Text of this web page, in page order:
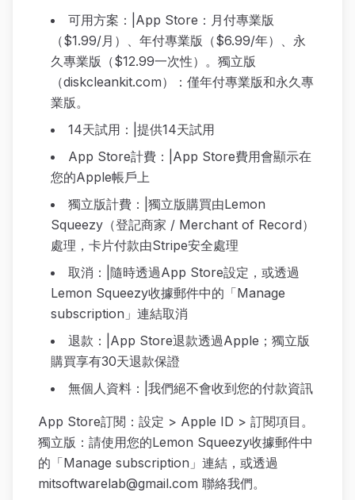
可用方案：|App Store：月付專業版
（$1.99/月）、年付專業版（$6.99/年）、永
久專業版（$12.99一次性）。獨立版
（diskcleankit.com）：僅年付專業版和永久專
業版。
14天試用：|提供14天試用
App Store計費：|App Store費用會顯示在
您的Apple帳戶上
獨立版計費：|獨立版購買由Lemon
Squeezy（登記商家 / Merchant of Record）
處理，卡片付款由Stripe安全處理
取消：|隨時透過App Store設定，或透過
Lemon Squeezy收據郵件中的「Manage
subscription」連結取消
退款：|App Store退款透過Apple；獨立版
購買享有30天退款保證
無個人資料：|我們絕不會收到您的付款資訊
App Store訂閱：設定 > Apple ID > 訂閱項目。
獨立版：請使用您的Lemon Squeezy收據郵件中
的「Manage subscription」連結，或透過
mitsoftwarelab@gmail.com 聯絡我們。